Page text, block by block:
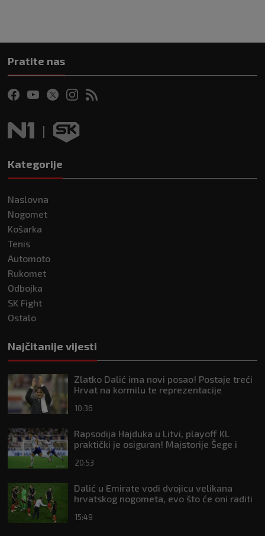
Pratite nas
Kategorije
Naslovna
Nogomet
Košarka
Tenis
Automoto
Rukomet
Odbojka
SK Fight
Ostalo
Najčitanije vijesti
Zlatko Dalić ima novi posao! Postaje treći
Hrvat na kormilu te reprezentacije
10:36
Rapsodija Hajduka u Litvi, playoff KL
praktički je osiguran! Majstorije Šege i
20:53
Dalić u Emirate vodi dvojicu velikana
hrvatskog nogometa, evo što će oni raditi
15:49